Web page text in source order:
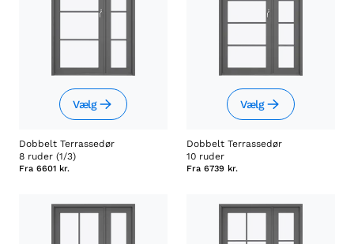
Vælg
Dobbelt Terrassedør
8 ruder (1/3)
Fra 6601 kr.
Vælg
Dobbelt Terrassedør
10 ruder
Fra 6739 kr.